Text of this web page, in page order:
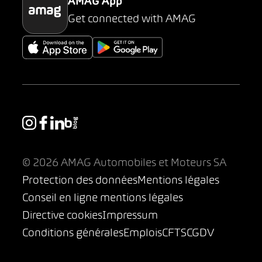
AMAG App
Get connected with AMAG
© 2026 AMAG Automobiles et Moteurs SA
Protection des donnéesMentions légales
Conseil en ligne mentions légales
Directive cookiesImpressum
Conditions généralesEmploisCFTSCGDV